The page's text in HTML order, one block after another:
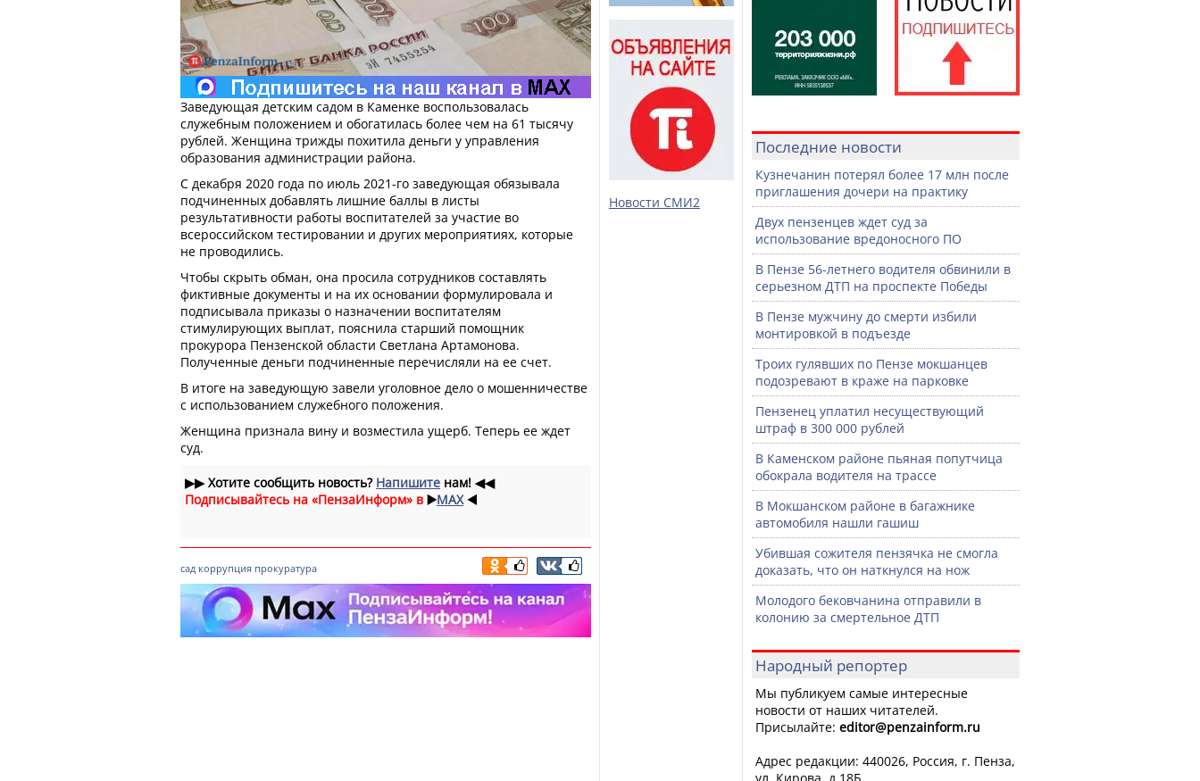
Заведующая детским садом в Каменке воспользовалась
служебным положением и обогатилась более чем на 61 тысячу
рублей. Женщина трижды похитила деньги у управления
образования администрации района.
С декабря 2020 года по июль 2021-го заведующая обязывала
подчиненных добавлять лишние баллы в листы
результативности работы воспитателей за участие во
всероссийском тестировании и других мероприятиях, которые
не проводились.
Чтобы скрыть обман, она просила сотрудников составлять
фиктивные документы и на их основании формулировала и
подписывала приказы о назначении воспитателям
стимулирующих выплат, пояснила старший помощник
прокурора Пензенской области Светлана Артамонова.
Полученные деньги подчиненные перечисляли на ее счет.
В итоге на заведующую завели уголовное дело о мошенничестве
с использованием служебного положения.
Женщина признала вину и возместила ущерб. Теперь ее ждет
суд.
▶▶Хотите сообщить новость? Напишите нам! ◀◀
Подписывайтесь на «ПензаИнформ» в ▶️MAX ◀️
сад коррупция прокуратура
Новости СМИ2
Последние новости
Кузнечанин потерял более 17 млн после
приглашения дочери на практику
Двух пензенцев ждет суд за
использование вредоносного ПО
В Пензе 56-летнего водителя обвинили в
серьезном ДТП на проспекте Победы
В Пензе мужчину до смерти избили
монтировкой в подъезде
Троих гулявших по Пензе мокшанцев
подозревают в краже на парковке
Пензенец уплатил несуществующий
штраф в 300 000 рублей
В Каменском районе пьяная попутчица
обокрала водителя на трассе
В Мокшанском районе в багажнике
автомобиля нашли гашиш
Убившая сожителя пензячка не смогла
доказать, что он наткнулся на нож
Молодого бековчанина отправили в
колонию за смертельное ДТП
Народный репортер
Мы публикуем самые интересные
новости от наших читателей.
Присылайте: editor@penzainform.ru
Адрес редакции: 440026, Россия, г. Пенза,